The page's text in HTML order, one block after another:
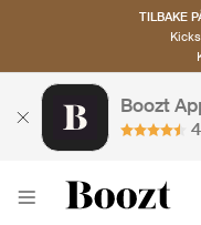
TILBAKE
Boozt